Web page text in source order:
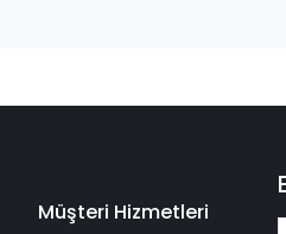
Müşteri Hizmetleri